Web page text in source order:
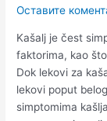
Оставите
Kašalj je čest
faktorima, kao
Dok lekovi za
lekovi poput
simptomima